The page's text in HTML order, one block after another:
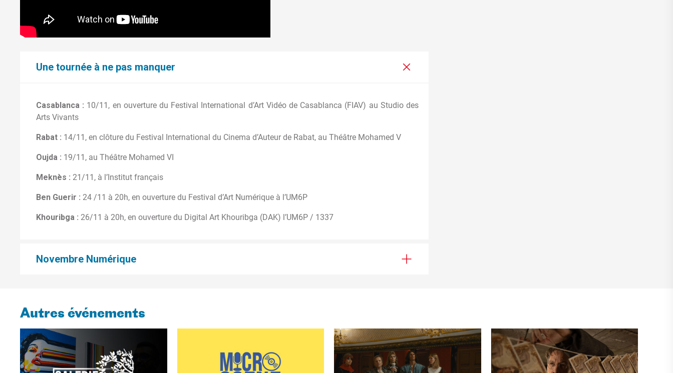
Une tournée à ne pas manquer
Casablanca : 10/11, en ouverture du Festival International d’Art Vidéo de Casablanca (FIAV) au Studio des
Arts Vivants
Rabat : 14/11, en clôture du Festival International du Cinema d’Auteur de Rabat, au Théâtre Mohamed V
Oujda : 19/11, au Théâtre Mohamed VI
Meknès : 21/11, à l’Institut français
Ben Guerir : 24 /11 à 20h, en ouverture du Festival d’Art Numérique à l’UM6P
Khouribga : 26/11 à 20h, en ouverture du Digital Art Khouribga (DAK) l’UM6P / 1337
Novembre Numérique
Autres événements